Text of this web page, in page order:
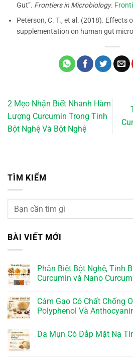
Gut”. Frontiers in Microbiology.
Peterson, C. T., et al. (2018). Effects
supplementation on human gut
2 Mẹo Nhận Biết Nhanh Hàm
Lượng Curcumin Trong Tinh
Bột Nghệ Và Bột Nghệ
TÌM KIẾM
BÀI VIẾT MỚI
Phân Biệt Bột Nghệ, Tinh
Curcumin và Nano
Cám Gạo Có Chất Chống
Polyphenol Và
Da Mụn Có Đắp Mặt Nạ